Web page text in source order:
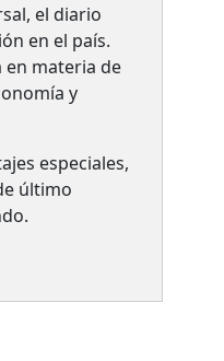
el diario
en el país.​
materia de
y
especiales,
último